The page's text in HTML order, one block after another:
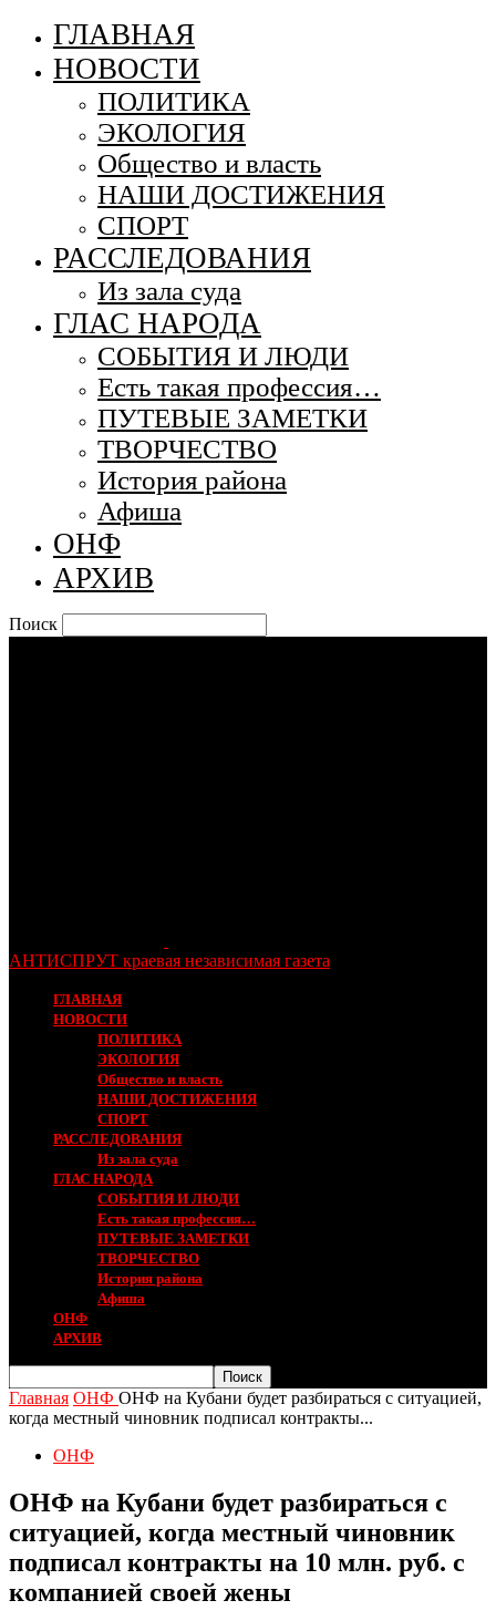
ГЛАВНАЯ
НОВОСТИ
ПОЛИТИКА
ЭКОЛОГИЯ
Общество и власть
НАШИ ДОСТИЖЕНИЯ
СПОРТ
РАССЛЕДОВАНИЯ
Из зала суда
ГЛАС НАРОДА
СОБЫТИЯ И ЛЮДИ
Есть такая профессия…
ПУТЕВЫЕ ЗАМЕТКИ
ТВОРЧЕСТВО
История района
Афиша
ОНФ
АРХИВ
Поиск
АНТИСПРУТ краевая независимая газета
ГЛАВНАЯ
НОВОСТИ
ПОЛИТИКА
ЭКОЛОГИЯ
Общество и власть
НАШИ ДОСТИЖЕНИЯ
СПОРТ
РАССЛЕДОВАНИЯ
Из зала суда
ГЛАС НАРОДА
СОБЫТИЯ И ЛЮДИ
Есть такая профессия…
ПУТЕВЫЕ ЗАМЕТКИ
ТВОРЧЕСТВО
История района
Афиша
ОНФ
АРХИВ
Главная ОНФ ОНФ на Кубани будет разбираться с ситуацией,
когда местный чиновник подписал контракты...
ОНФ
ОНФ на Кубани будет разбираться с
ситуацией, когда местный чиновник
подписал контракты на 10 млн. руб. с
компанией своей жены